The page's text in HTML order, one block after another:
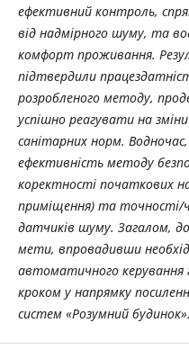
ефективний контроль,
від надмірного шуму, та
комфорт проживання.
підтвердили
розробленого методу,
успішно реагувати на
санітарних норм.
ефективність методу
коректності початкових
приміщення) та точності/
датчиків шуму. Загалом,
мети, впровадивши
автоматичного керування
кроком у напрямку
систем «Розумний будинок».